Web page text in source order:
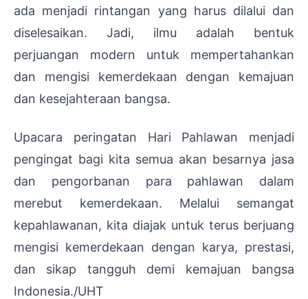
ada menjadi rintangan yang harus dilalui dan
diselesaikan. Jadi, ilmu adalah bentuk
perjuangan modern untuk mempertahankan
dan mengisi kemerdekaan dengan kemajuan
dan kesejahteraan bangsa.
Upacara peringatan Hari Pahlawan menjadi
pengingat bagi kita semua akan besarnya jasa
dan pengorbanan para pahlawan dalam
merebut kemerdekaan. Melalui semangat
kepahlawanan, kita diajak untuk terus berjuang
mengisi kemerdekaan dengan karya, prestasi,
dan sikap tangguh demi kemajuan bangsa
Indonesia./UHT